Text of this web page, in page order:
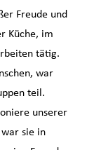
Freude und
Küche, im
tätig.
war
teil.
unserer
sie in